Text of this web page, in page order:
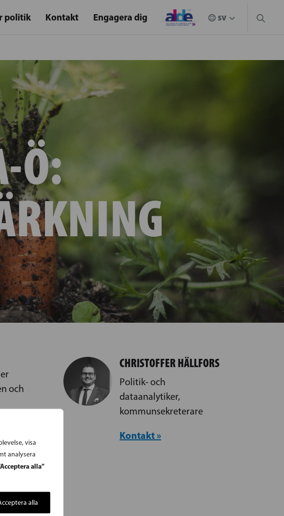
visa
analysera
alla”
alla
politik Kontakt Engagera dig
Ö:
och
CHRISTOFFER HÄLLFORS
Politik- och
dataanalytiker,
kommunsekreterare
Kontakt »